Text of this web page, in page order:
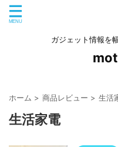
ガジェット情報を
ホーム > 商品レビュー > 生活
生活家電